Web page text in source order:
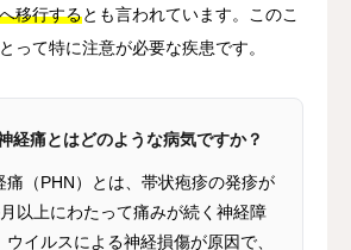
移行するとも言われています。このこ
って特に注意が必要な疾患です。
経痛とはどのような病気ですか？
痛（PHN）とは、帯状疱疹の発疹が
以上にわたって痛みが続く神経障
イルスによる神経損傷が原因で、